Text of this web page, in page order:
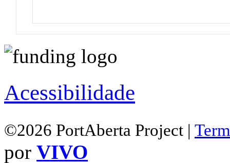
Acessibilidade
©2026 PortAberta Project |
por VIVO